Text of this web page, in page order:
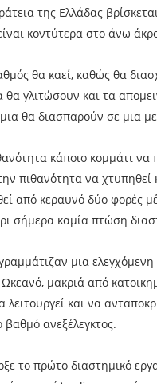
της Ελλάδας
κοντύτερα στο άνω
θα καεί, καθώς θα
θα γλιτώσουν και τα
θα διασπαρούν σε μια
κάποιο κομμάτι
πιθανότητα να
από κεραυνό δύο φορές
σήμερα καμία πτώση
μια
μακριά από
και να
βαθμό ανεξέλεγκτος.
το πρώτο διαστημικό